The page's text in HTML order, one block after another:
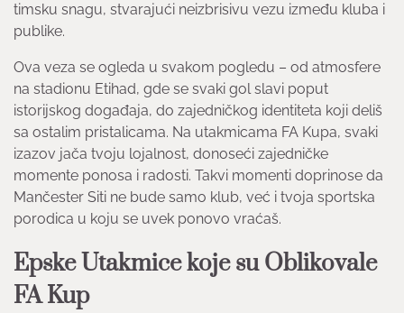
timsku snagu, stvarajući neizbrisivu vezu između kluba i
publike.
Ova veza se ogleda u svakom pogledu – od atmosfere
na stadionu Etihad, gde se svaki gol slavi poput
istorijskog događaja, do zajedničkog identiteta koji deliš
sa ostalim pristalicama. Na utakmicama FA Kupa, svaki
izazov jača tvoju lojalnost, donoseći zajedničke
momente ponosa i radosti. Takvi momenti doprinose da
Mančester Siti ne bude samo klub, već i tvoja sportska
porodica u koju se uvek ponovo vraćaš.
Epske Utakmice koje su Oblikovale
FA Kup